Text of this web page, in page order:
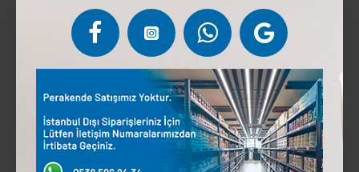
ÇAPANOĞLU PASTIRMA SIRT
KG
SEPETE EKLE
COŞKUN PASTIRMA DİLİMLİ 80
GR
308,75 ₺
SEPETE EKLE